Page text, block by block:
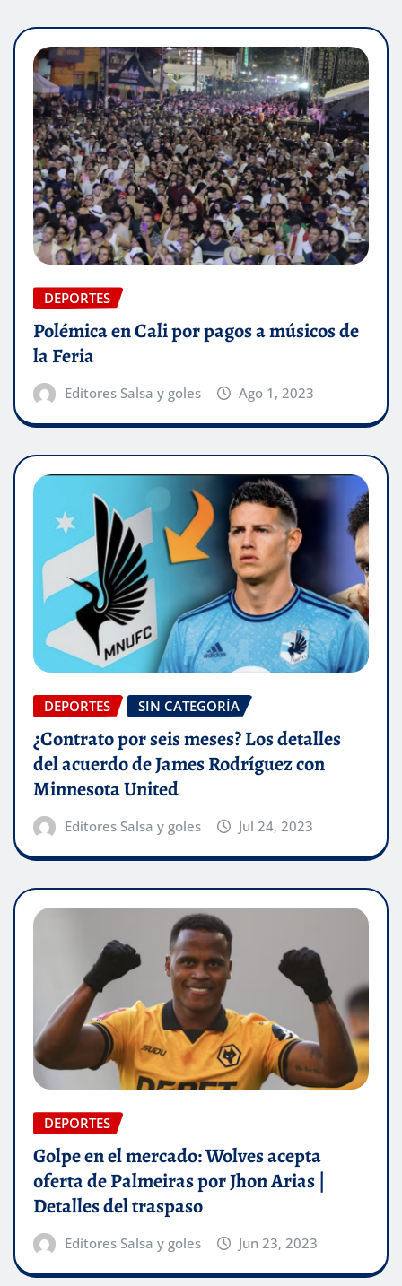
DEPORTES
Polémica en Cali por pagos a músicos de
la Feria
Editores Salsa y goles Ago 1, 2023
DEPORTES SIN CATEGORÍA
¿Contrato por seis meses? Los detalles
del acuerdo de James Rodríguez con
Minnesota United
Editores Salsa y goles Jul 24, 2023
DEPORTES
Golpe en el mercado: Wolves acepta
oferta de Palmeiras por Jhon Arias |
Detalles del traspaso
Editores Salsa y goles Jun 23, 2023